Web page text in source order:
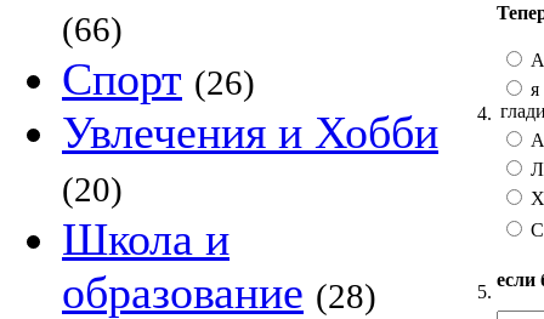
(66)
Спорт (26)
Увлечения и Хобби
(20)
Школа и
образование (28)
4.
я
5.
если